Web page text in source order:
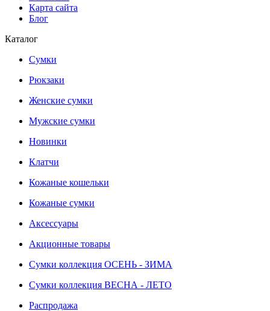
Карта сайта
Блог
Каталог
Сумки
Рюкзаки
Женские сумки
Мужские сумки
Новинки
Клатчи
Кожаные кошельки
Кожаные сумки
Аксессуары
Акционные товары
Сумки коллекция ОСЕНЬ - ЗИМА
Сумки коллекция ВЕСНА - ЛЕТО
Распродажа